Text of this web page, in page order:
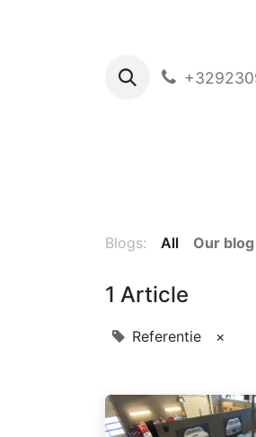
Blogs: All Our blog
1 Article
Referentie ×